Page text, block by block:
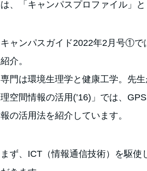
は、「キャンパスプロファイル」
キャンパスガイド2022年2月号①で
紹介。
専門は環境生理学と健康工学。先
理空間情報の活用(’16)」では、
報の活用法を紹介しています。
まず、ICT（情報通信技術）を駆